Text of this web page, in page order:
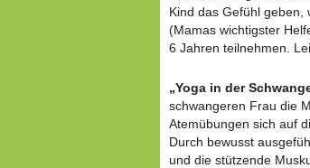
Kind das Gefühl geben,
(Mamas wichtigster
6 Jahren teilnehmen.
„Yoga in der
schwangeren Frau die
Atemübungen sich auf
Durch bewusst
und die stützende